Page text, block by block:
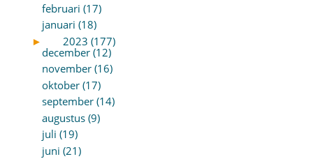
februari (17)
januari (18)
►
2023 (177)
december (12)
november (16)
oktober (17)
september (14)
augustus (9)
juli (19)
juni (21)